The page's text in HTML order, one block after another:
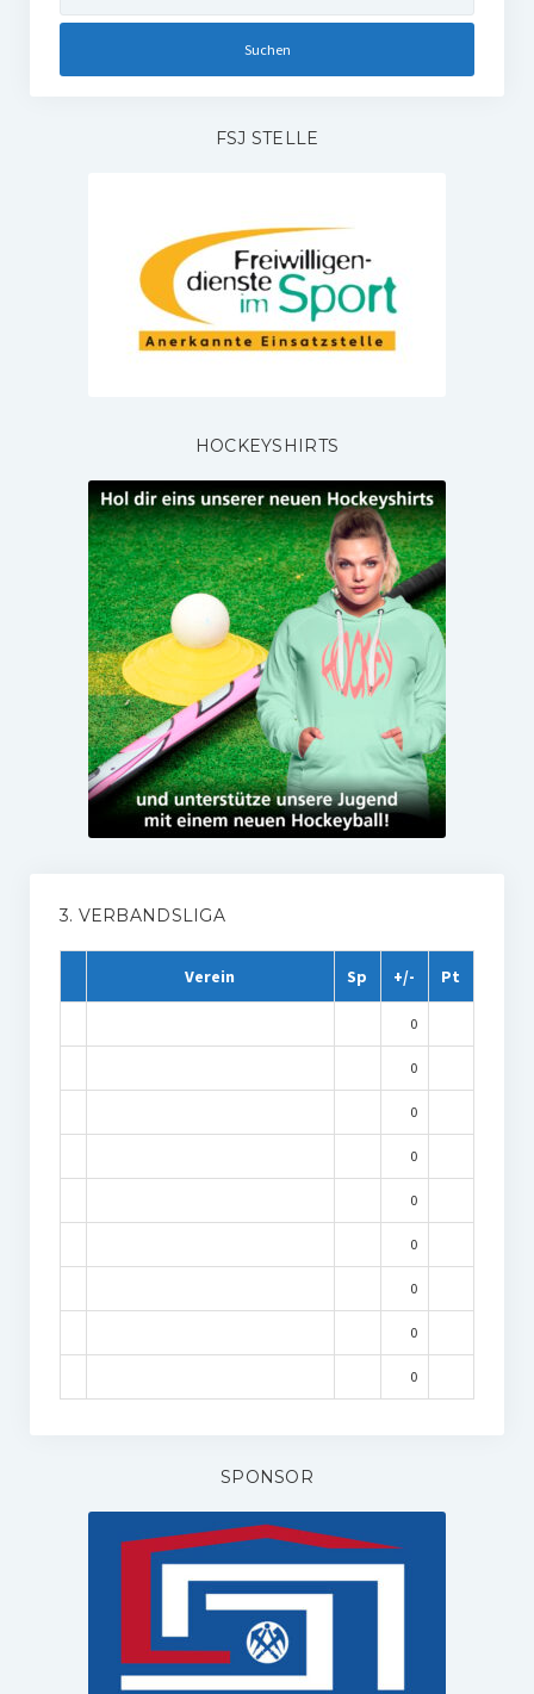
FSJ STELLE
HOCKEYSHIRTS
3. VERBANDSLIGA
Verein Sp +/- Pt
0
0
0
0
0
0
0
0
0
SPONSOR